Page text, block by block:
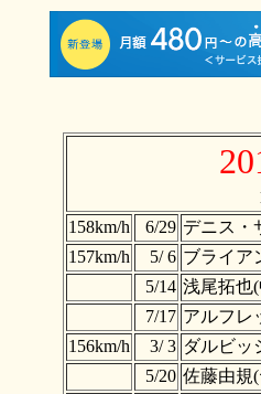
158km/h
6/29 デニス・
157km/h
5/ 6 ブライア
5/14 浅尾拓也
7/17 アルフレ
156km/h
3/ 3 ダルビッ
5/20 佐藤由規